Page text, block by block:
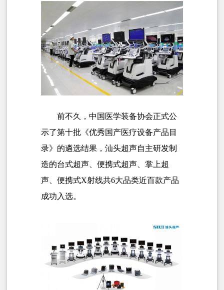
前不久，中国医学装备协会正式公
示了第十批《优秀国产医疗设备产品目
录》的遴选结果，汕头超声自主研发制
造的台式超声、便携式超声、掌上超
声、便携式X射线共6大品类近百款产品
成功入选。